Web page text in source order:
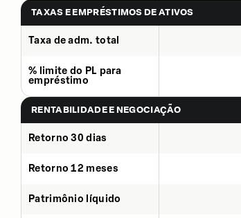
TAXAS E EMPRÉSTIMOS DE ATIVOS
Taxa de adm. total
% limite do PL para
empréstimo
RENTABILIDADE E NEGOCIAÇÃO
Retorno 30 dias
Retorno 12 meses
Patrimônio líquido